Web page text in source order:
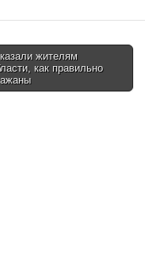
жителям
как правильно